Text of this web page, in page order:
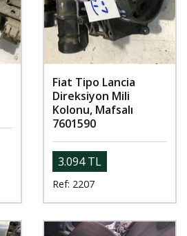
Fiat Tipo Lancia
Direksiyon Mili
Kolonu, Mafsalı
7601590
3.094 TL
Ref: 2207